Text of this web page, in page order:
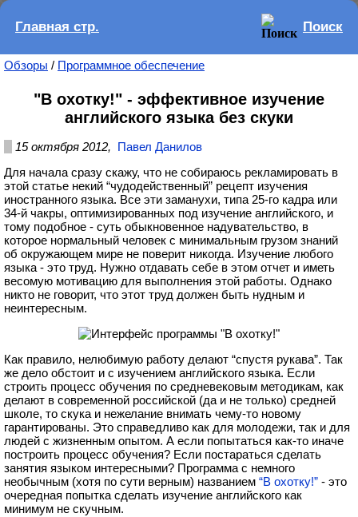
Главная стр. Поиск
Обзоры / Программное обеспечение
"В охотку!" - эффективное изучение
английского языка без скуки
15 октября 2012, Павел Данилов
Для начала сразу скажу, что не собираюсь рекламировать в
этой статье некий “чудодейственный” рецепт изучения
иностранного языка. Все эти заманухи, типа 25-го кадра или
34-й чакры, оптимизированных под изучение английского, и
тому подобное - суть обыкновенное надувательство, в
которое нормальный человек с минимальным грузом знаний
об окружающем мире не поверит никогда. Изучение любого
языка - это труд. Нужно отдавать себе в этом отчет и иметь
весомую мотивацию для выполнения этой работы. Однако
никто не говорит, что этот труд должен быть нудным и
неинтересным.
Как правило, нелюбимую работу делают “спустя рукава”. Так
же дело обстоит и с изучением английского языка. Если
строить процесс обучения по средневековым методикам, как
делают в современной российской (да и не только) средней
школе, то скука и нежелание внимать чему-то новому
гарантированы. Это справедливо как для молодежи, так и для
людей с жизненным опытом. А если попытаться как-то иначе
построить процесс обучения? Если постараться сделать
занятия языком интересными? Программа с немного
необычным (хотя по сути верным) названием “В охотку!” - это
очередная попытка сделать изучение английского как
минимум не скучным.